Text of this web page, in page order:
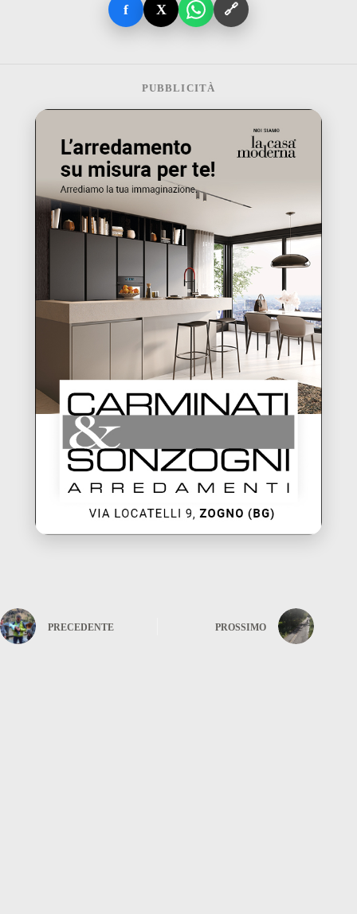
f X 🔗
PUBBLICITÀ
PRECEDENTE PROSSIMO